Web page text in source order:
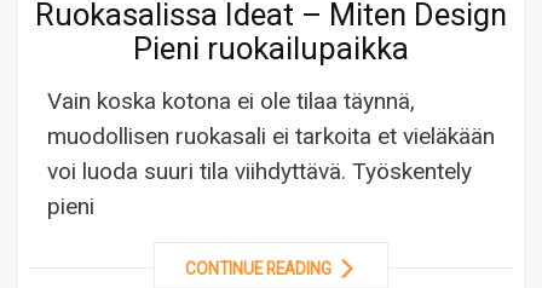
Ruokasalissa Ideat – Miten Design
Pieni ruokailupaikka
Vain koska kotona ei ole tilaa täynnä,
muodollisen ruokasali ei tarkoita et vieläkään
voi luoda suuri tila viihdyttävä. Työskentely
pieni
CONTINUE READING